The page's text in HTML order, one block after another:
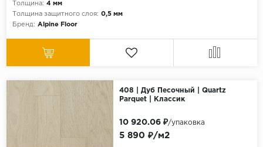
Толщина: 4 мм
Толщина защитного слоя: 0,5 мм
Бренд: Alpine Floor
408 | Дуб Песочный | Quartz
Parquet | Классик
5 890 ₽/м2
10 920.06 ₽/упаковка